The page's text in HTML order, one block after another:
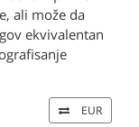
ali može da
ekvivalentan
EUR